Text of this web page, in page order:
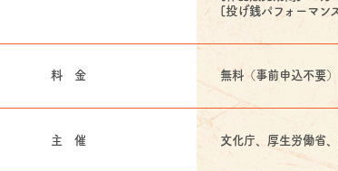
[投げ銭パフォーマン
料 金 無料（事前申込不要）
主 催 文化庁、厚生労働省